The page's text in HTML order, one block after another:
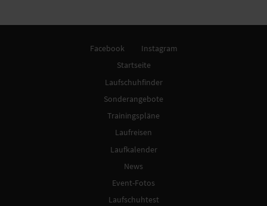
Facebook
Instagram
Startseite
Laufschuhfinder
Sonderangebote
Trainingspläne
Laufreisen
Laufkalender
News
Event-Fotos
Laufschuhtest